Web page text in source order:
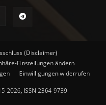
(Disclaimer)
Einstellungen ändern
Einwilligungen widerrufen
2026, ISSN 2364-9739